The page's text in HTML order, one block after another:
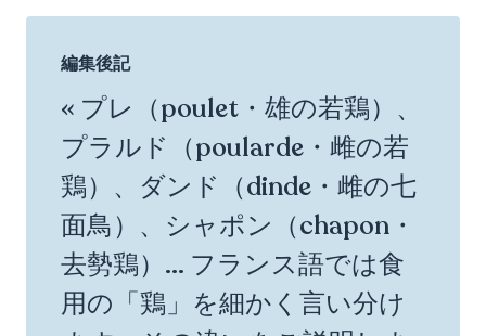
編集後記
« プレ（poulet・雄の若鶏）、
プラルド（poularde・雌の若
鶏）、ダンド（dinde・雌の七
面鳥）、シャポン（chapon・
去勢鶏）... フランス語では食
用の「鶏」を細かく言い分け